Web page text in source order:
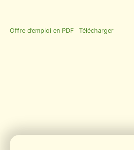
Offre d’emploi en PDF Télécharger